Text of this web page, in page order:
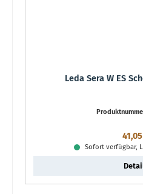
Leda Sera W ES
Sofort verfügbar,